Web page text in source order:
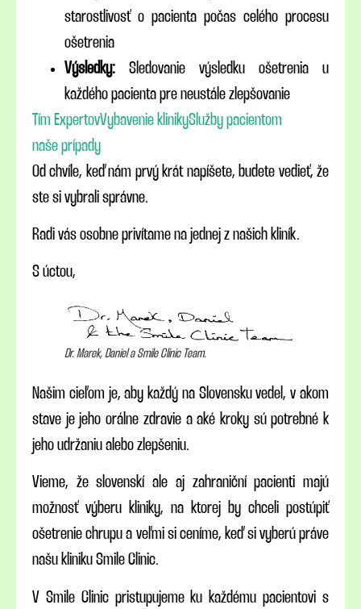
starostlivosť o pacienta počas celého procesu
ošetrenia
Výsledky: Sledovanie výsledku ošetrenia u
každého pacienta pre neustále zlepšovanie
Tím ExpertovVybavenie klinikySlužby pacientom
naše prípady
Od chvíle, keď nám prvý krát napíšete, budete vedieť, že
ste si vybrali správne.
Radi vás osobne privítame na jednej z našich kliník.
S úctou,
Dr. Marek, Daniel a Smile Clinic Team.
Našim cieľom je, aby každý na Slovensku vedel, v akom
stave je jeho orálne zdravie a aké kroky sú potrebné k
jeho udržaniu alebo zlepšeniu.
Vieme, že slovenskí ale aj zahraniční pacienti majú
možnosť výberu kliniky, na ktorej by chceli postúpiť
ošetrenie chrupu a veľmi si ceníme, keď si vyberú práve
našu kliniku Smile Clinic.
V Smile Clinic pristupujeme ku každému pacientovi s